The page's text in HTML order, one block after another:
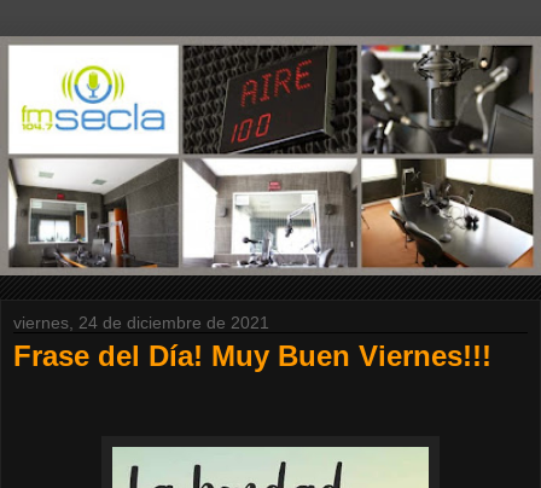
viernes, 24 de diciembre de 2021
Frase del Día! Muy Buen Viernes!!!